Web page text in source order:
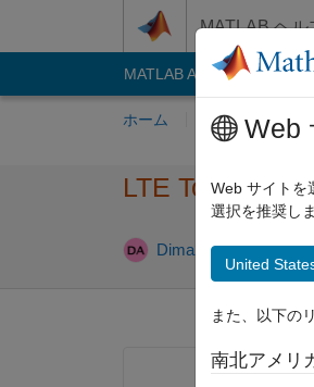
MATLAB ヘル
MATLAB Answers File
ホーム 質問する
LTE Toolbox
Dima21 2018 8 月
Web
Web サイトを
選択を推奨し
United
また、以下の
南北アメリ